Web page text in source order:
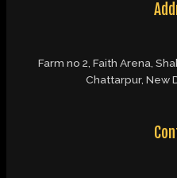
Farm no 2, Faith Arena,
Chattarpur, New